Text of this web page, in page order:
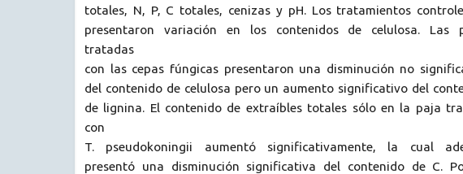
totales, N, P, C totales, cenizas y pH. Los tratamientos
presentaron variación en los contenidos de celulosa. Las
tratadas
con las cepas fúngicas presentaron una disminución no
del contenido de celulosa pero un aumento significativo del
de lignina. El contenido de extraíbles totales sólo en la paja
con
T. pseudokoningii aumentó significativamente, la cual
presentó una disminución significativa del contenido de C.